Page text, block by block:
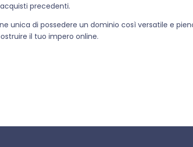
precedenti.
unica di possedere un dominio così versatile e
il tuo impero online.